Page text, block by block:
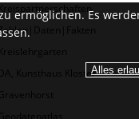
Kreispartnerschaften
Kreislehrgarten
DA, Kunsthaus Kloster
Gravenhorst
Geodatenatlas
ermöglichen. Es